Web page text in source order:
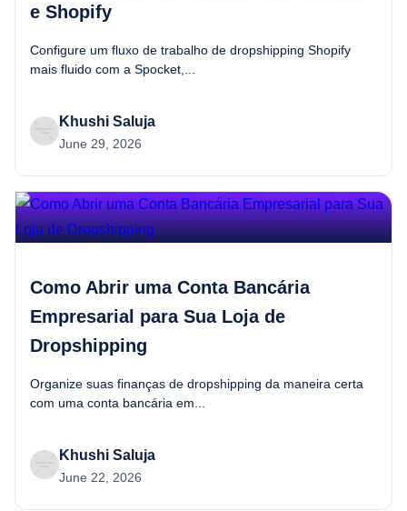
e Shopify
Configure um fluxo de trabalho de dropshipping Shopify
mais fluido com a Spocket,...
Khushi Saluja
June 29, 2026
Como Abrir uma Conta Bancária
Empresarial para Sua Loja de
Dropshipping
Organize suas finanças de dropshipping da maneira certa
com uma conta bancária em...
Khushi Saluja
June 22, 2026